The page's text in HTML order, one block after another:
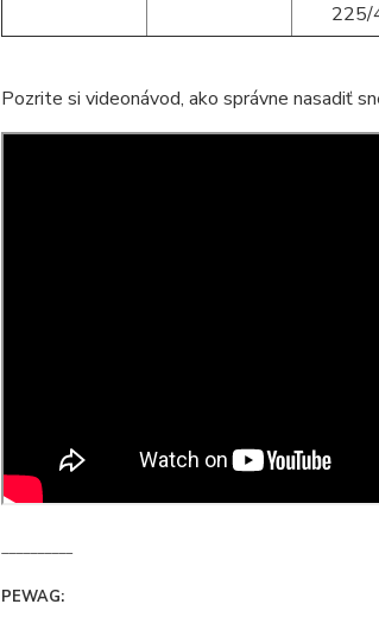
225/
Pozrite si videonávod, ako správne nasadiť
__________
PEWAG: